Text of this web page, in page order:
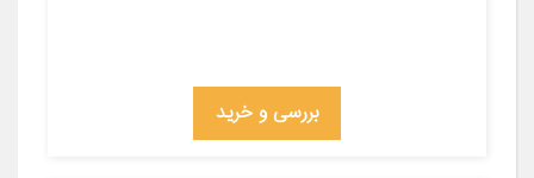
بررسی و خرید